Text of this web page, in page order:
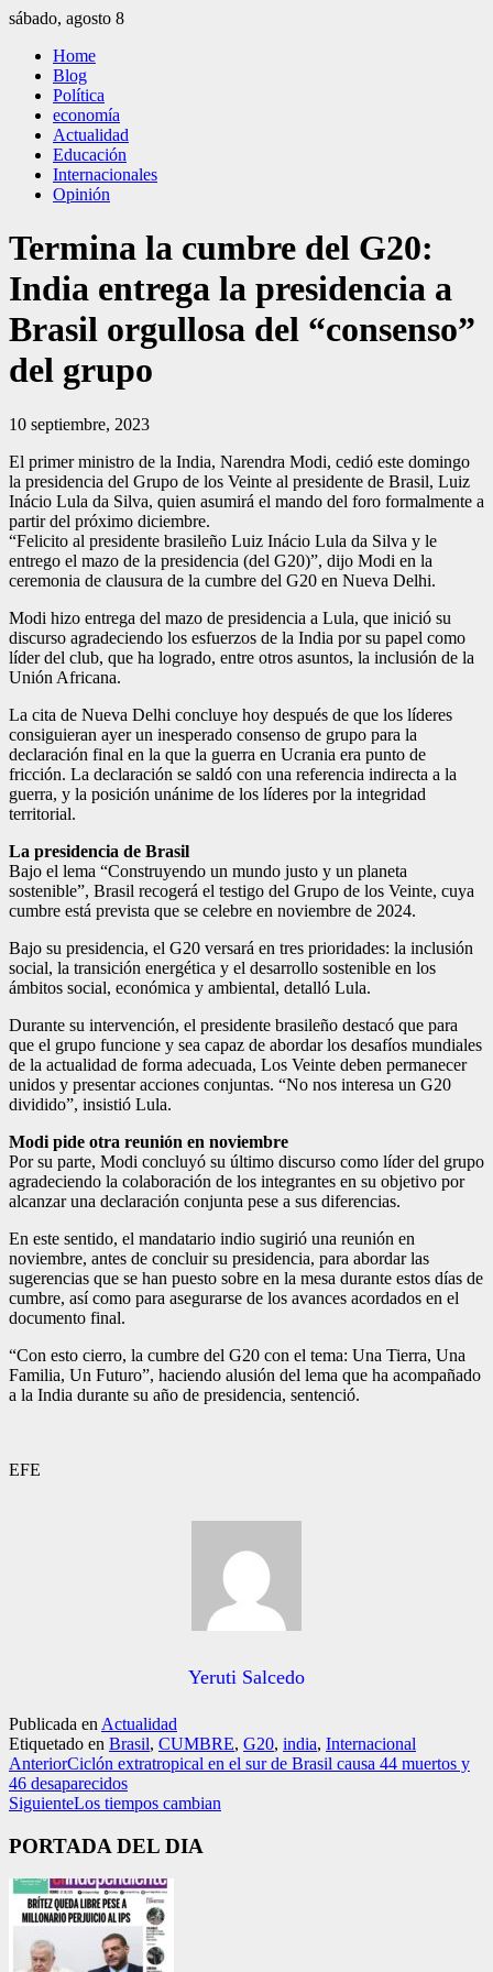
Saltar
contenido
sábado, agosto 8
El Independiente
El independiente Libre y Transparente
Home
Blog
Política
economía
Actualidad
Educación
Internacionales
Opinión
Termina la cumbre del G20:
India entrega la presidencia a
Brasil orgullosa del “consenso”
del grupo
10 septiembre, 2023
El primer ministro de la India, Narendra Modi, cedió este domingo
la presidencia del Grupo de los Veinte al presidente de Brasil, Luiz
Inácio Lula da Silva, quien asumirá el mando del foro formalmente a
partir del próximo diciembre.
“Felicito al presidente brasileño Luiz Inácio Lula da Silva y le
entrego el mazo de la presidencia (del G20)”, dijo Modi en la
ceremonia de clausura de la cumbre del G20 en Nueva Delhi.
Modi hizo entrega del mazo de presidencia a Lula, que inició su
discurso agradeciendo los esfuerzos de la India por su papel como
líder del club, que ha logrado, entre otros asuntos, la inclusión de la
Unión Africana.
La cita de Nueva Delhi concluye hoy después de que los líderes
consiguieran ayer un inesperado consenso de grupo para la
declaración final en la que la guerra en Ucrania era punto de
fricción. La declaración se saldó con una referencia indirecta a la
guerra, y la posición unánime de los líderes por la integridad
territorial.
La presidencia de Brasil
Bajo el lema “Construyendo un mundo justo y un planeta
sostenible”, Brasil recogerá el testigo del Grupo de los Veinte, cuya
cumbre está prevista que se celebre en noviembre de 2024.
Bajo su presidencia, el G20 versará en tres prioridades: la inclusión
social, la transición energética y el desarrollo sostenible en los
ámbitos social, económica y ambiental, detalló Lula.
Durante su intervención, el presidente brasileño destacó que para
que el grupo funcione y sea capaz de abordar los desafíos mundiales
de la actualidad de forma adecuada, Los Veinte deben permanecer
unidos y presentar acciones conjuntas. “No nos interesa un G20
dividido”, insistió Lula.
Modi pide otra reunión en noviembre
Por su parte, Modi concluyó su último discurso como líder del grupo
agradeciendo la colaboración de los integrantes en su objetivo por
alcanzar una declaración conjunta pese a sus diferencias.
En este sentido, el mandatario indio sugirió una reunión en
noviembre, antes de concluir su presidencia, para abordar las
sugerencias que se han puesto sobre en la mesa durante estos días de
cumbre, así como para asegurarse de los avances acordados en el
documento final.
“Con esto cierro, la cumbre del G20 con el tema: Una Tierra, Una
Familia, Un Futuro”, haciendo alusión del lema que ha acompañado
a la India durante su año de presidencia, sentenció.
EFE
Yeruti Salcedo
Publicada en Actualidad
Etiquetado en Brasil, CUMBRE, G20, india, Internacional
AnteriorCiclón extratropical en el sur de Brasil causa 44 muertos y
46 desaparecidos
SiguienteLos tiempos cambian
PORTADA DEL DIA